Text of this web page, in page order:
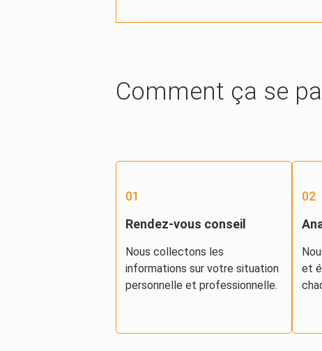
Comment ça se
01
Rendez-vous conseil
Nous collectons les
informations sur votre situation
personnelle et professionnelle.
02
et